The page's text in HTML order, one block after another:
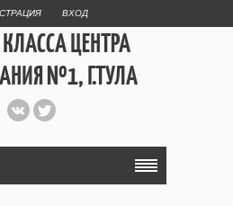
ВХОД
ЦЕНТРА
№1, Г.ТУЛА
№4